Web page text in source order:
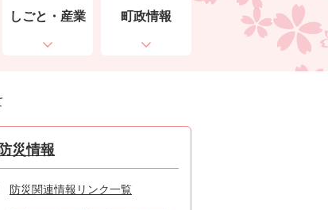
しごと・産業 町政情報
防災情報
防災関連情報リンク一覧